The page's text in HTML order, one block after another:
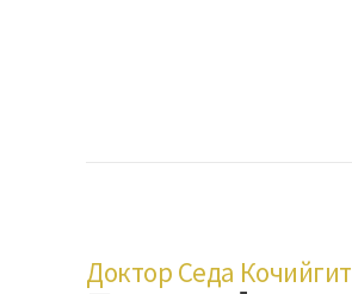
Доктор Седа Кочийгит